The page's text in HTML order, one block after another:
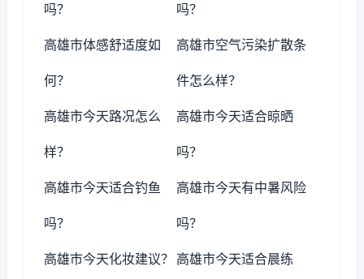
吗？ 吗？
高雄市体感舒适度如
何？
高雄市空气污染扩散条
件怎么样？
高雄市今天路况怎么
样？
高雄市今天适合晾晒
吗？
高雄市今天适合钓鱼
吗？
高雄市今天有中暑风险
吗？
高雄市今天化妆建议？ 高雄市今天适合晨练